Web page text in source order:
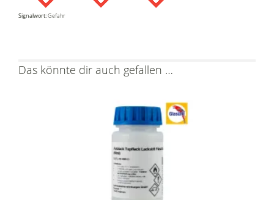
Signalwort:Gefahr
Das könnte dir auch gefallen …